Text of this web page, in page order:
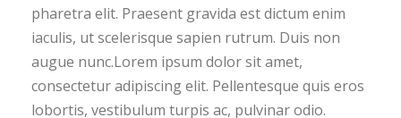
pharetra elit. Praesent gravida est dictum enim
iaculis, ut scelerisque sapien rutrum. Duis non
augue nunc.Lorem ipsum dolor sit amet,
consectetur adipiscing elit. Pellentesque quis eros
lobortis, vestibulum turpis ac, pulvinar odio.